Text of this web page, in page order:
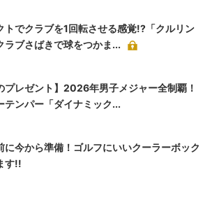
トでクラブを1回転させる感覚!?「クルリン
ラブさばきで球をつかま...
プレゼント】2026年男子メジャー全制覇！
テンパー「ダイナミック...
に今から準備！ゴルフにいいクーラーボック
す!!